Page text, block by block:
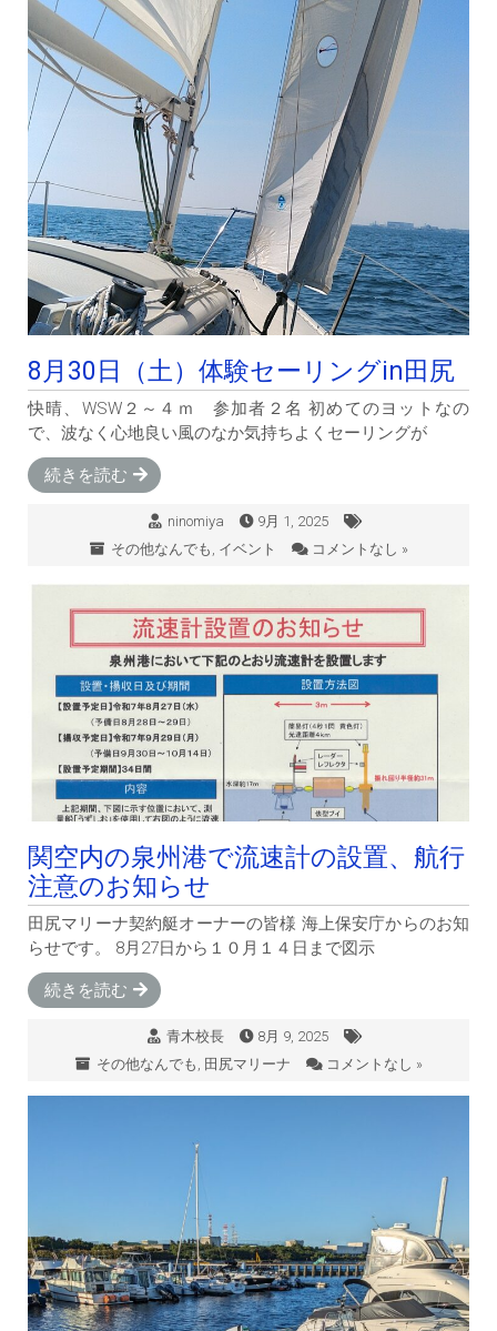
8月30日（土）体験セーリングin田尻
快晴、WSW２～４ｍ 参加者２名 初めてのヨットなの
で、波なく心地良い風のなか気持ちよくセーリングが
続きを読む
ninomiya
9月 1, 2025
その他なんでも イベント コメントなし »
関空内の泉州港で流速計の設置、航行
注意のお知らせ
田尻マリーナ契約艇オーナーの皆様 海上保安庁からのお知
らせです。 8月27日から１０月１４日まで図示
続きを読む
青木校長
8月 9, 2025
その他なんでも
田尻マリーナ コメントなし »